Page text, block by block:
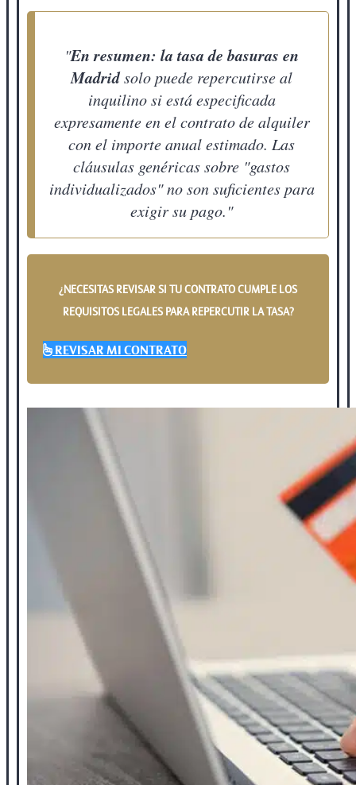
"En resumen: la tasa de basuras en
Madridsolo puede repercutirse al
inquilino si está especificada
expresamente en el contrato de alquiler
con el importe anual estimado. Las
cláusulas genéricas sobre "gastos
individualizados" no son suficientes para
exigir su pago."
¿NECESITAS REVISAR SI TU CONTRATO CUMPLE LOS
REQUISITOS LEGALES PARA REPERCUTIR LA TASA?
REVISAR MI CONTRATO